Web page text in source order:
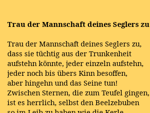
Trau der Mannschaft deines Seglers zu
Trau der Mannschaft deines Seglers zu,
dass sie tüchtig aus der Trunkenheit
aufstehn könnte, jeder einzeln aufstehn,
jeder noch bis übers Kinn besoffen,
aber hingehn und das Seine tun!
Zwischen Sternen, die zum Teufel gingen,
ist es herrlich, selbst den Beelzebuben